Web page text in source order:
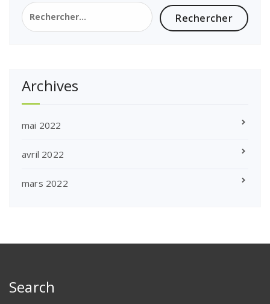
Rechercher :
Archives
mai 2022
avril 2022
mars 2022
Search